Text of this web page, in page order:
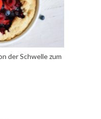
der Schwelle zum